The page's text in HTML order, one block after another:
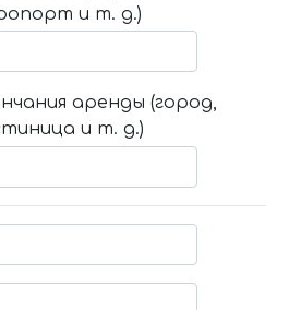
и т. д.)
аренды (город,
и т. д.)